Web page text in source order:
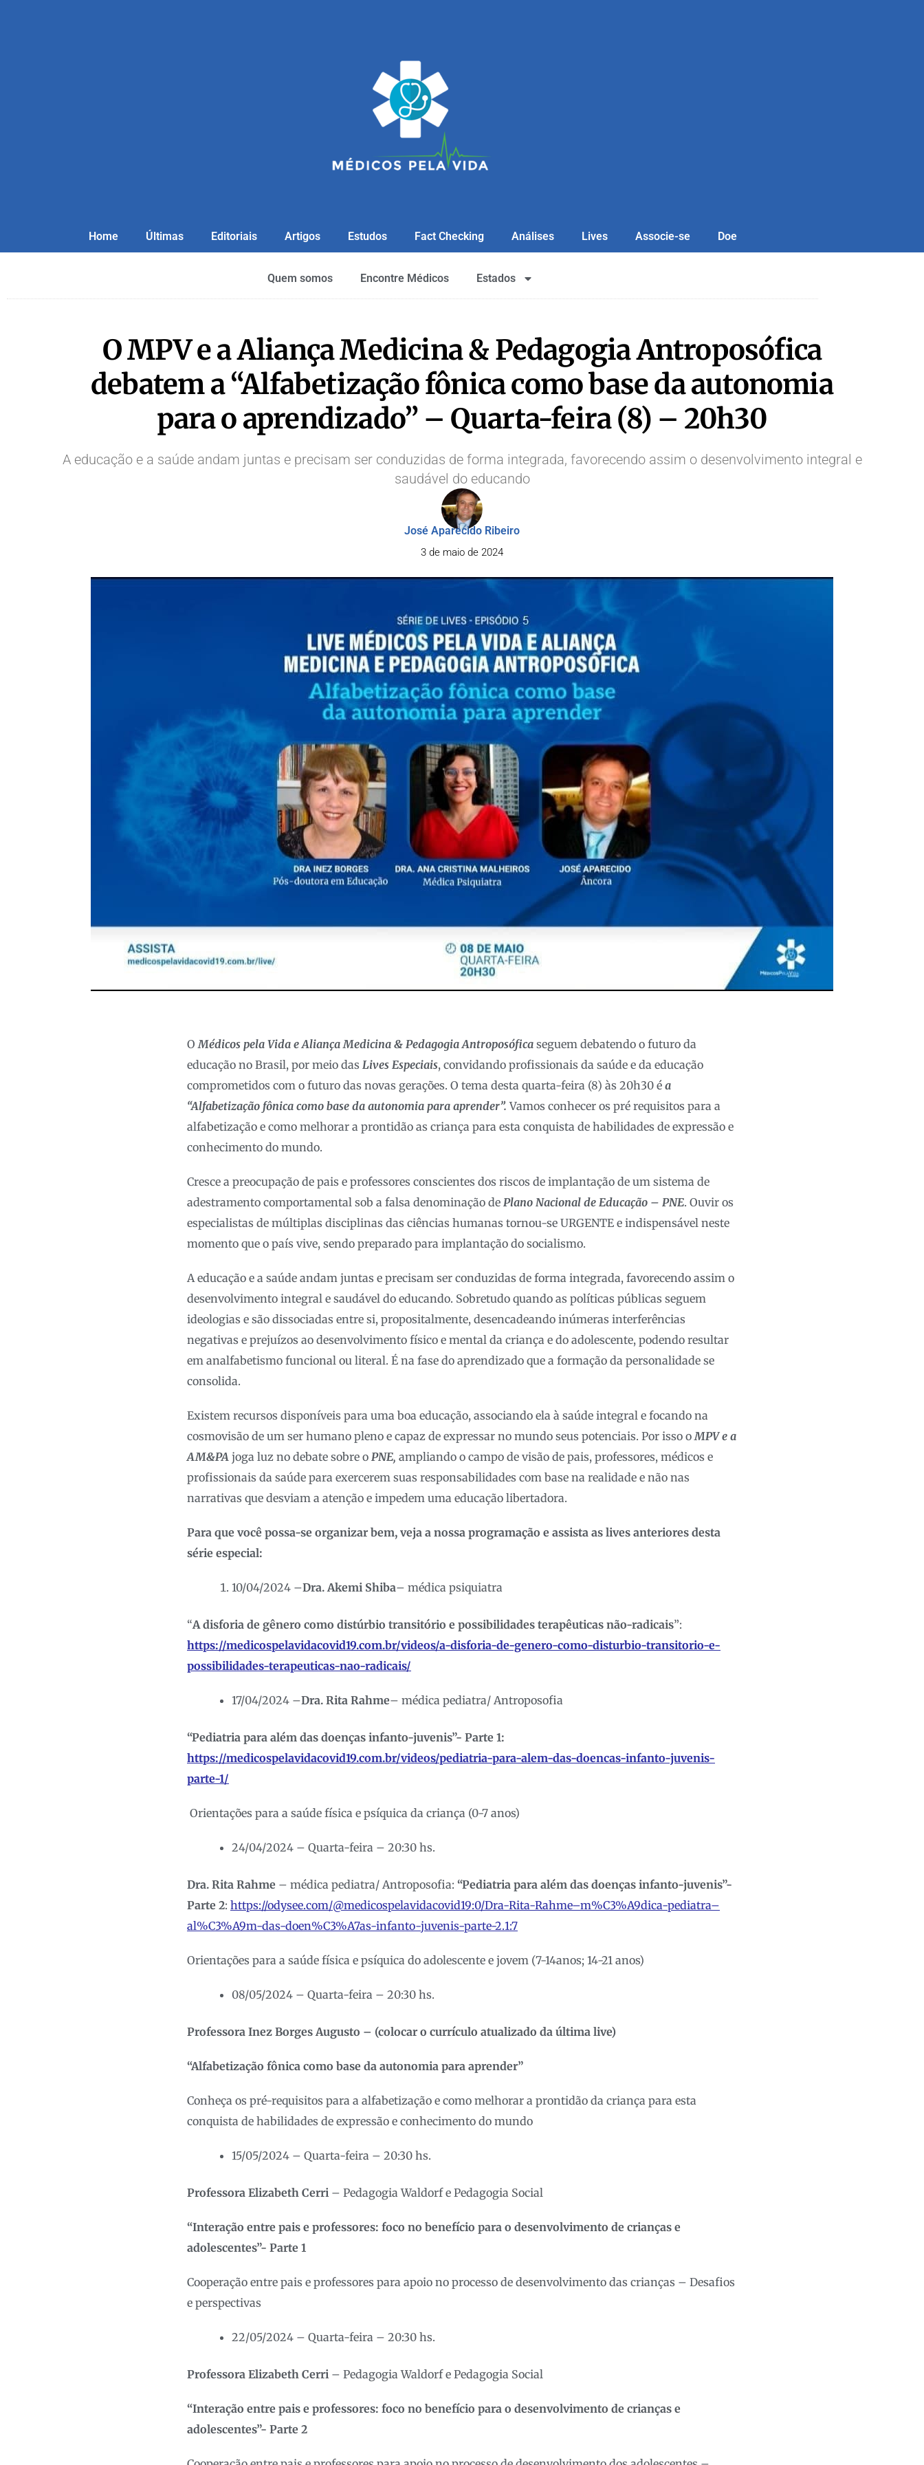
Home Últimas Editoriais Artigos Estudos Fact Checking Análises Lives Associe-se Doe
Quem somos Encontre Médicos Estados
O MPV e a Aliança Medicina & Pedagogia Antroposófica
debatem a “Alfabetização fônica como base da autonomia
para o aprendizado” – Quarta-feira (8) – 20h30
A educação e a saúde andam juntas e precisam ser conduzidas de forma integrada, favorecendo assim o desenvolvimento integral e
saudável do educando
José Aparecido Ribeiro
3 de maio de 2024
OMédicos pela Vida e Aliança Medicina & Pedagogia Antroposófica seguem debatendo o futuro da
educação no Brasil, por meio das Lives Especiais, convidando profissionais da saúde e da educação
comprometidos com o futuro das novas gerações. O tema desta quarta-feira (8) às 20h30 é a
“Alfabetização fônica como base da autonomia para aprender”.Vamos conhecer os pré requisitos para a
alfabetização e como melhorar a prontidão as criança para esta conquista de habilidades de expressão e
conhecimento do mundo.
Cresce a preocupação de pais e professores conscientes dos riscos de implantação de um sistema de
adestramento comportamental sob a falsa denominação de Plano Nacional de Educação – PNE. Ouvir os
especialistas de múltiplas disciplinas das ciências humanas tornou-se URGENTE e indispensável neste
momento que o país vive, sendo preparado para implantação do socialismo.
A educação e a saúde andam juntas e precisam ser conduzidas de forma integrada, favorecendo assim o
desenvolvimento integral e saudável do educando. Sobretudo quando as políticas públicas seguem
ideologias e são dissociadas entre si, propositalmente, desencadeando inúmeras interferências
negativas e prejuízos ao desenvolvimento físico e mental da criança e do adolescente, podendo resultar
em analfabetismo funcional ou literal. É na fase do aprendizado que a formação da personalidade se
consolida.
Existem recursos disponíveis para uma boa educação, associando ela à saúde integral e focando na
cosmovisão de um ser humano pleno e capaz de expressar no mundo seus potenciais. Por isso oMPV e a
AM&PA joga luz no debate sobre o PNE, ampliando o campo de visão de pais, professores, médicos e
profissionais da saúde para exercerem suas responsabilidades com base na realidade e não nas
narrativas que desviam a atenção e impedem uma educação libertadora.
Para que você possa-se organizar bem, veja a nossa programação e assista as lives anteriores desta
série especial:
10/04/2024 –Dra. Akemi Shiba– médica psiquiatra
“A disforia de gênero como distúrbio transitório e possibilidades terapêuticas não-radicais”:
https://medicospelavidacovid19.com.br/videos/a-disforia-de-genero-como-disturbio-transitorio-e-
possibilidades-terapeuticas-nao-radicais/
17/04/2024 –Dra. Rita Rahme– médica pediatra/ Antroposofia
“Pediatria para além das doenças infanto-juvenis”- Parte 1:
https://medicospelavidacovid19.com.br/videos/pediatria-para-alem-das-doencas-infanto-juvenis-
parte-1/
Orientações para a saúde física e psíquica da criança (0-7 anos)
24/04/2024 – Quarta-feira – 20:30 hs.
Dra. Rita Rahme – médica pediatra/ Antroposofia: “Pediatria para além das doenças infanto-juvenis”-
Parte 2: https://odysee.com/@medicospelavidacovid19:0/Dra-Rita-Rahme–m%C3%A9dica-pediatra–
al%C3%A9m-das-doen%C3%A7as-infanto-juvenis-parte-2.1:7
Orientações para a saúde física e psíquica do adolescente e jovem (7-14anos; 14-21 anos)
08/05/2024 – Quarta-feira – 20:30 hs.
Professora Inez Borges Augusto – (colocar o currículo atualizado da última live)
“Alfabetização fônica como base da autonomia para aprender”
Conheça os pré-requisitos para a alfabetização e como melhorar a prontidão da criança para esta
conquista de habilidades de expressão e conhecimento do mundo
15/05/2024 – Quarta-feira – 20:30 hs.
Professora Elizabeth Cerri – Pedagogia Waldorf e Pedagogia Social
“Interação entre pais e professores: foco no benefício para o desenvolvimento de crianças e
adolescentes”- Parte 1
Cooperação entre pais e professores para apoio no processo de desenvolvimento das crianças – Desafios
e perspectivas
22/05/2024 – Quarta-feira – 20:30 hs.
Professora Elizabeth Cerri – Pedagogia Waldorf e Pedagogia Social
“Interação entre pais e professores: foco no benefício para o desenvolvimento de crianças e
adolescentes”- Parte 2